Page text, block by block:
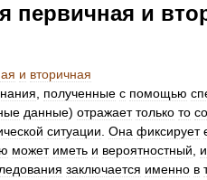
первичная и
и вторичная
полученные с помощью
данные) отражает только то
ситуации Она фиксирует
может иметь и вероятностный и
заключается именно в